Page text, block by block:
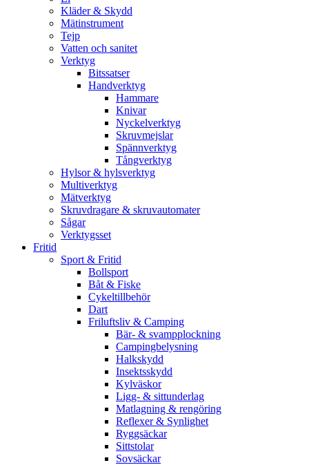
Kläder & Skydd
Mätinstrument
Tejp
Vatten och sanitet
Verktyg
Bitssatser
Handverktyg
Hammare
Knivar
Nyckelverktyg
Skruvmejslar
Spännverktyg
Tångverktyg
Hylsor & hylsverktyg
Multiverktyg
Mätverktyg
Skruvdragare & skruvautomater
Sågar
Verktygsset
Fritid
Sport & Fritid
Bollsport
Båt & Fiske
Cykeltillbehör
Dart
Friluftsliv & Camping
Bär- & svampplockning
Campingbelysning
Halkskydd
Insektsskydd
Kylväskor
Ligg- & sittunderlag
Matlagning & rengöring
Reflexer & Synlighet
Ryggsäckar
Sittstolar
Sovsäckar